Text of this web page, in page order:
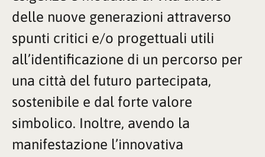
delle nuove generazioni attraverso
spunti critici e/o progettuali utili
all’identificazione di un percorso per
una città del futuro partecipata,
sostenibile e dal forte valore
simbolico. Inoltre, avendo la
manifestazione l’innovativa